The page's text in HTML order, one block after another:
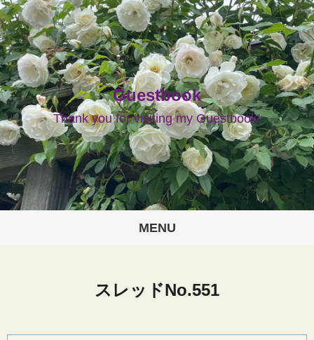
Guestbook
Thank you for visiting my Guestbook!
MENU
スレッドNo.551